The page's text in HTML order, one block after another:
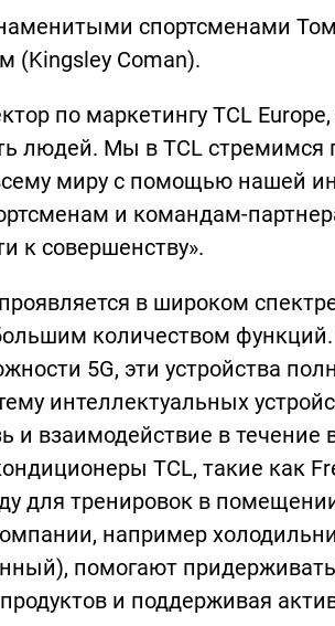
спортсменами
(Kingsley Coman).
по маркетингу TCL Europe,
людей. Мы в TCL стремимся
миру с помощью нашей
и командам-
к совершенству».
в широком
количеством
5G, эти устройства
интеллектуальных
и взаимодействие в течение
TCL, такие как
для тренировок в
например
помогают
и поддерживая